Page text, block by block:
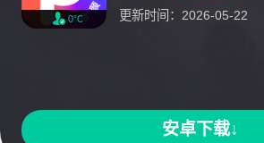
0℃
更新时间：2026-05-22
安卓下载↓